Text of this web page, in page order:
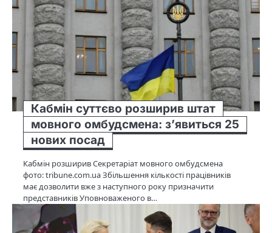
Кабмін суттєво розширив штат
мовного омбудсмена: з’явиться 25
нових посад
Кабмін розширив Секретаріат мовного омбудсмена
фото: tribune.com.ua Збільшення кількості працівників
має дозволити вже з наступного року призначити
представників Уповноваженого в…